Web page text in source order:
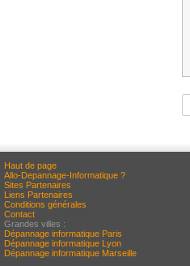
Haut de page
Allo-Depannage-Informatique ?
Sites Partenaires
Liens Partenaires
Conditions générales
Contact
Grandes villes :
Dépannage informatique Paris
Dépannage informatique Lyon
Dépannage informatique Marseille